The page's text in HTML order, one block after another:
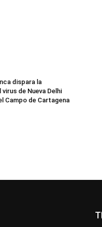
dispara la
de Nueva Delhi
Campo de Cartagena